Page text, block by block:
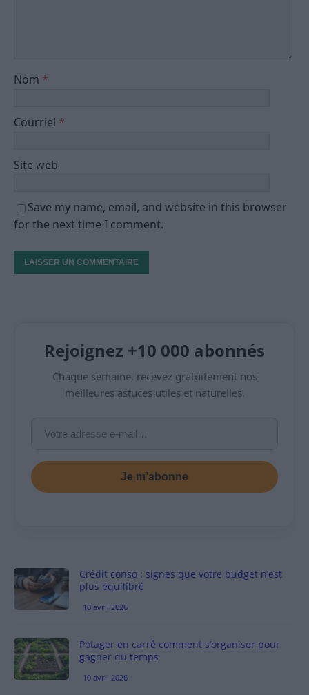
Nom *
Courriel *
Site web
Save my name, email, and website in this browser
for the next time I comment.
Rejoignez +10 000 abonnés
Chaque semaine, recevez gratuitement nos
meilleures astuces utiles et naturelles.
Je m’abonne
Crédit conso : signes que votre budget n’est
plus équilibré
10 avril 2026
Potager en carré comment s’organiser pour
gagner du temps
10 avril 2026